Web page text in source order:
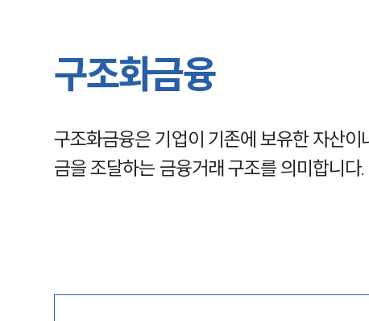
구조화금융
구조화금융은 기업이 기존에 보유한 자산
금을 조달하는 금융거래 구조를 의미합니다.